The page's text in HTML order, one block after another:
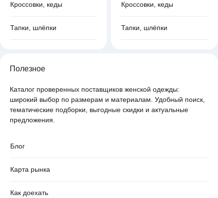
Полезное
Каталог проверенных поставщиков женской одежды:
широкий выбор по размерам и материалам. Удобный поиск,
тематические подборки, выгодные скидки и актуальные
предложения.
Блог
Карта рынка
Как доехать
Кроссовки, кеды
Тапки, шлёпки
Кроссовки, кеды
Тапки, шлёпки